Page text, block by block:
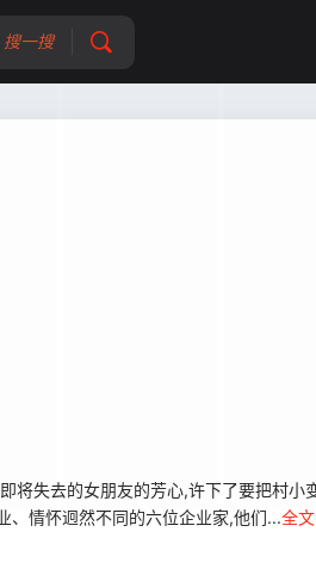
搜一搜
失去的女朋友的芳心,许下了要把村小
情怀迥然不同的六位企业家,他们...全文